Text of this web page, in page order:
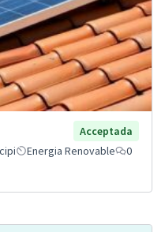
Acceptada
Energia Renovable
0